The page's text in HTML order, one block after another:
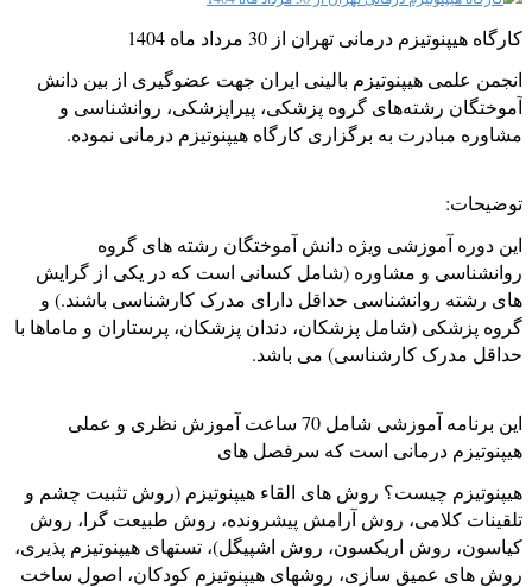
کارگاه هیپنوتیزم درمانی تهران از 30 مرداد ماه 1404
انجمن علمی هیپنوتیزم بالینی ایران جهت عضوگیری از بین دانش
آموختگان رشته‌های گروه پزشکی، پیراپزشکی، روانشناسی و
مشاوره مبادرت به برگزاری کارگاه هیپنوتیزم درمانی نموده.
توضیحات:
این دوره آموزشی ویژه دانش آموختگان رشته های گروه
روانشناسی و مشاوره (شامل کسانی است که در یکی از گرایش
های رشته روانشناسی حداقل دارای مدرک کارشناسی باشند.) و
گروه پزشکی (شامل پزشکان، دندان پزشکان، پرستاران و ماماها با
حداقل مدرک کارشناسی) می باشد.
این برنامه آموزشی شامل 70 ساعت آموزش نظری و عملی
هیپنوتیزم درمانی است که سرفصل های
هیپنوتیزم چیست؟ روش های القاء هیپنوتیزم (روش تثبیت چشم و
تلقینات کلامی، روش آرامش پیشرونده، روش طبیعت گرا، روش
کیاسون، روش اریکسون، روش اشپیگل)، تستهای هیپنوتیزم پذیری،
روش های عمیق سازی، روشهای هیپنوتیزم کودکان، اصول ساخت